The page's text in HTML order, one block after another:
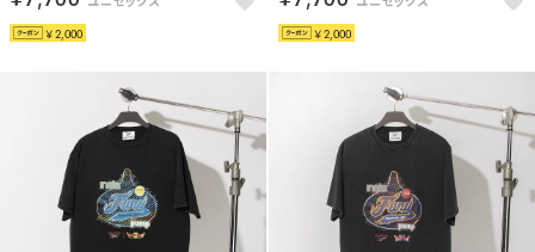
￥2,000 ￥2,000